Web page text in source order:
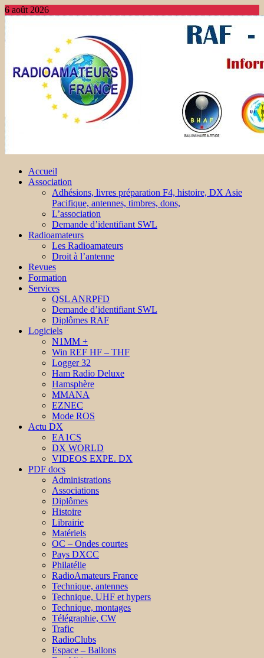
6 août 2026
Accueil
Association
Adhésions, livres préparation F4, histoire, DX Asie
Pacifique, antennes, timbres, dons,
L’association
Demande d’identifiant SWL
Radioamateurs
Les Radioamateurs
Droit à l’antenne
Revues
Formation
Services
QSL ANRPFD
Demande d’identifiant SWL
Diplômes RAF
Logiciels
N1MM +
Win REF HF – THF
Logger 32
Ham Radio Deluxe
Hamsphère
MMANA
EZNEC
Mode ROS
Actu DX
EA1CS
DX WORLD
VIDEOS EXPE. DX
PDF docs
Administrations
Associations
Diplômes
Histoire
Librairie
Matériels
OC – Ondes courtes
Pays DXCC
Philatélie
RadioAmateurs France
Technique, antennes
Technique, UHF et hypers
Technique, montages
Télégraphie, CW
Trafic
RadioClubs
Espace – Ballons